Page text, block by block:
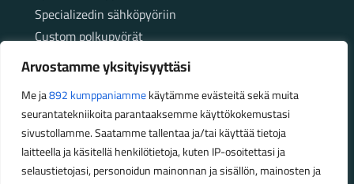
Arvostamme yksityisyyttäsi
Me ja892 kumppaniammekäytämme evästeitä sekä muita
seurantatekniikoita parantaaksemme käyttökokemustasi
sivustollamme. Saatamme tallentaa ja/tai käyttää tietoja
laitteella ja käsitellä henkilötietoja, kuten IP-osoitettasi ja
selaustietojasi, personoidun mainonnan ja sisällön, mainosten ja
Specializedin sähköpyöriin
Custom polkupyörät
Fatbikellä helppoa ja huoletonta etenemistä
maastossa
Aukioloajat
Talvikauden aukioloajat (1.10.2025 – 28.2.2026)